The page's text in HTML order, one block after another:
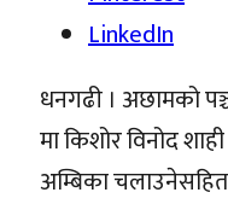
LinkedIn
धनगढी । अछामको
मा किशोर विनोद
अम्बिका